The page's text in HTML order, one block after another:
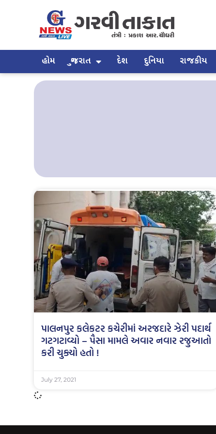
હોમ ગુજરાત દેશ દુનિયા રાજકીય
પાલનપુર કલેકટર કચેરીમાં અરજદારે ઝેરી પદાર્થ
ગટગટાવ્યો – પૈસા મામલે અવાર નવાર રજુઆતો
કરી ચુક્યો હતો !
July 27, 2021